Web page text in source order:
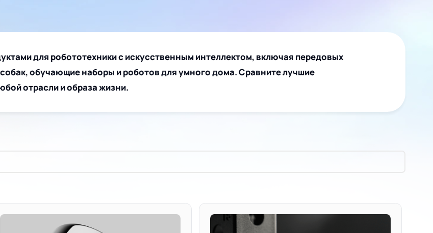
для робототехники с искусственным интеллектом, включая передовых
обучающие наборы и роботов для умного дома. Сравните лучшие
отрасли и образа жизни.